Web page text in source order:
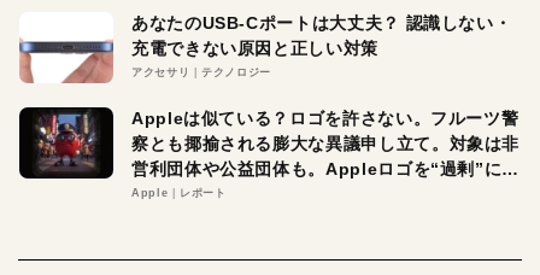
あなたのUSB-Cポートは大丈夫？ 認識しない・
充電できない原因と正しい対策
アクセサリ テクノロジー
Appleは似ている？ロゴを許さない。フルーツ警
察とも揶揄される膨大な異議申し立て。対象は非
営利団体や公益団体も。Appleロゴを“過剰”に守
る理由とは
Apple レポート